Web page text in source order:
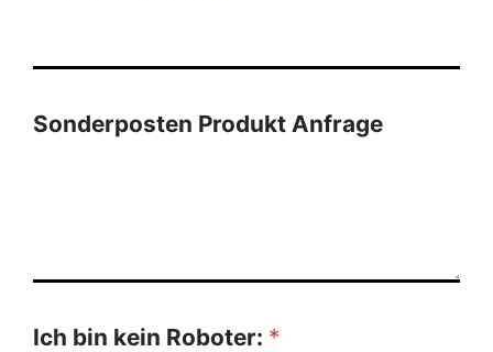
Sonderposten Produkt Anfrage
Ich bin kein Roboter: *